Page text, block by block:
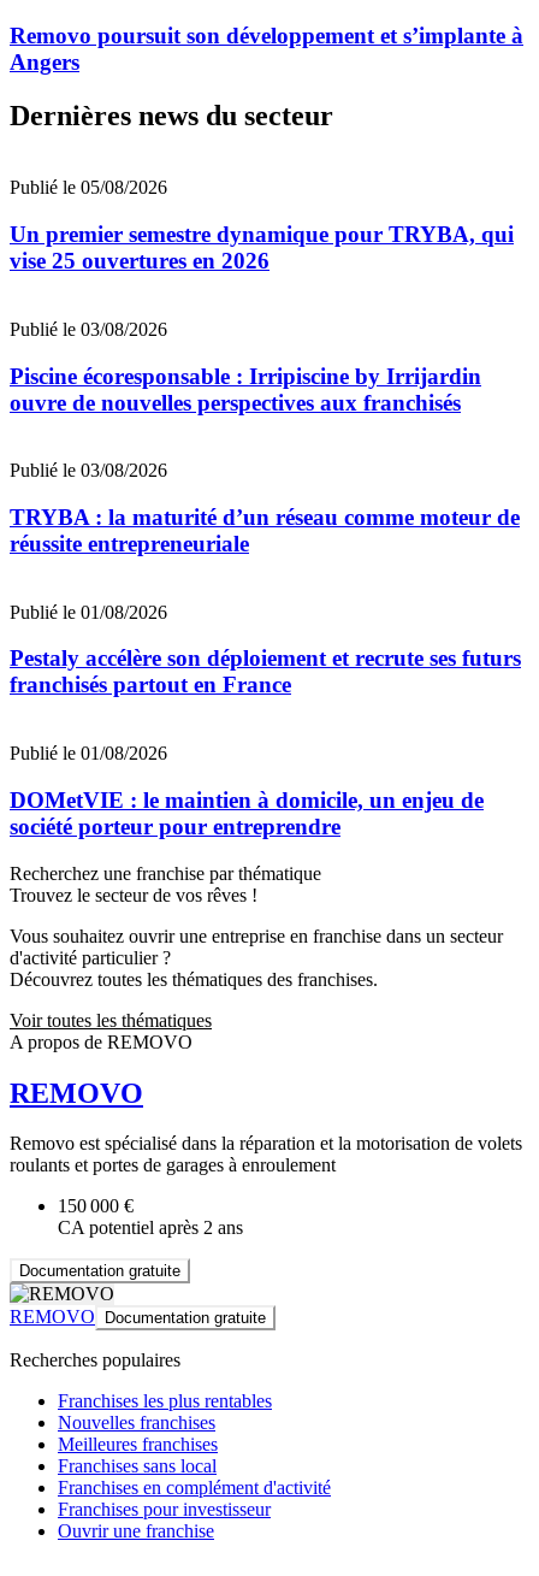
Removo poursuit son développement et s’implante à
Angers
Dernières news du secteur
Publié le 05/08/2026
Un premier semestre dynamique pour TRYBA, qui
vise 25 ouvertures en 2026
Publié le 03/08/2026
Piscine écoresponsable : Irripiscine by Irrijardin
ouvre de nouvelles perspectives aux franchisés
Publié le 03/08/2026
TRYBA : la maturité d’un réseau comme moteur de
réussite entrepreneuriale
Publié le 01/08/2026
Pestaly accélère son déploiement et recrute ses futurs
franchisés partout en France
Publié le 01/08/2026
DOMetVIE : le maintien à domicile, un enjeu de
société porteur pour entreprendre
Recherchez une franchise par thématique
Trouvez le secteur de vos rêves !
Vous souhaitez ouvrir une entreprise en franchise dans un secteur
d'activité particulier ?
Découvrez toutes les thématiques des franchises.
Voir toutes les thématiques
A propos de REMOVO
REMOVO
Removo est spécialisé dans la réparation et la motorisation de volets
roulants et portes de garages à enroulement
150 000 €
CA potentiel après 2 ans
Documentation gratuite
REMOVO Documentation gratuite
Recherches populaires
Franchises les plus rentables
Nouvelles franchises
Meilleures franchises
Franchises sans local
Franchises en complément d'activité
Franchises pour investisseur
Ouvrir une franchise